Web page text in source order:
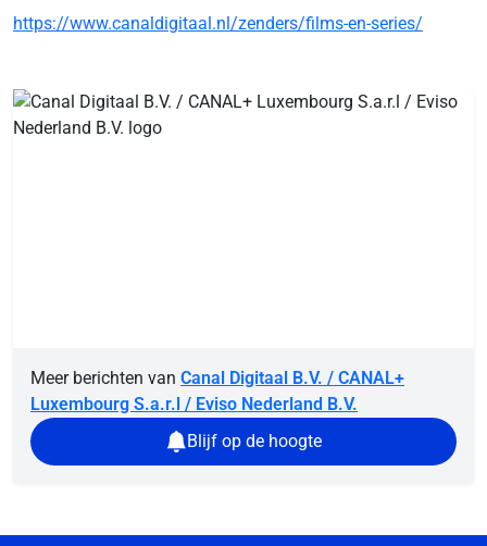
https://www.canaldigitaal.nl/zenders/films-en-series/
Meer berichten van Canal Digitaal B.V. / CANAL+
Luxembourg S.a.r.l / Eviso Nederland B.V.
Blijf op de hoogte